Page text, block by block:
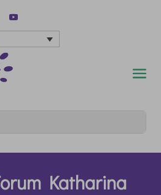
Katharina